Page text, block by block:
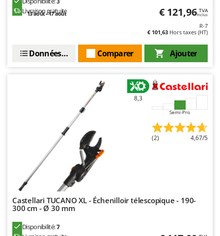
Redback
Ripartrak
Rover Pompe
Royal Food
Ryobi
S.T.P.
Santos
Sbaraglia
Schnitzer
Livraison gratuite
13 août - 17 août € 121,96 TVA
Inclus
R-7
€ 101,63 Hors taxes (HT)
Ajouter
Comparer
Données techniques
8,3
Semi-Pro
(2) 4,67/5
Castellari TUCANO XL - Échenilloir télescopique - 190-
300 cm - Ø 30 mm
Disponibilité:7